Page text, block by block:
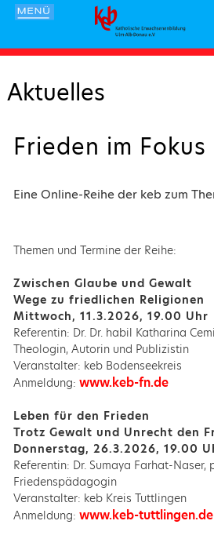
Aktuelles
Frieden im Fokus
Eine Online-Reihe der keb zum
Themen und Termine der Reihe:
Zwischen Glaube und Gewalt
Wege zu friedlichen Religionen
Mittwoch, 11.3.2026, 19.00 Uhr
Referentin: Dr. Dr. habil Katharina
Theologin, Autorin und Publizistin
Veranstalter: keb Bodenseekreis
Anmeldung: www.keb-fn.de
Leben für den Frieden
Trotz Gewalt und Unrecht den
Donnerstag, 26.3.2026, 19.00
Referentin: Dr. Sumaya Farhat-Naser,
Friedenspädagogin
Veranstalter: keb Kreis Tuttlingen
Anmeldung: www.keb-tuttlingen.de